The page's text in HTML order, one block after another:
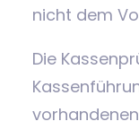
nicht dem
Die